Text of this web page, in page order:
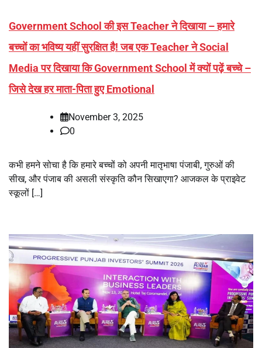
Government School की इस Teacher ने दिखाया – हमारे
बच्चों का भविष्य यहीं सुरक्षित है! जब एक Teacher ने Social
Media पर दिखाया कि Government School में क्यों पढ़ें बच्चे –
जिसे देख हर माता-पिता हुए Emotional
November 3, 2025
0
कभी हमने सोचा है कि हमारे बच्चों को अपनी मातृभाषा पंजाबी, गुरुओं की
सीख, और पंजाब की असली संस्कृति कौन सिखाएगा? आजकल के प्राइवेट
स्कूलों […]